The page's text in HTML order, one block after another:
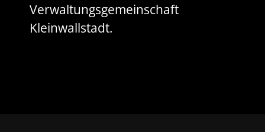
Verwaltungsgemeinschaft
Kleinwallstadt.